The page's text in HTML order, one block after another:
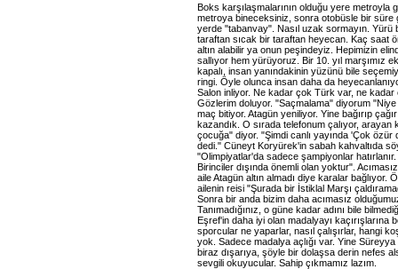
Boks karşılaşmalarının olduğu yere metroyla
metroya bineceksiniz, sonra otobüsle bir süre
yerde "tabanvay". Nasıl uzak sormayın. Yürü
taraftan sıcak bir taraftan heyecan. Kaç saat
altın alabilir ya onun peşindeyiz. Hepimizin
sallıyor hem yürüyoruz. Bir 10. yıl marşımız
kapalı, insan yanındakinin yüzünü bile
ringi. Öyle olunca insan daha da
Salon inliyor. Ne kadar çok Türk var, ne kadar
Gözlerim doluyor. "Saçmalama" diyorum
maç bitiyor. Atagün yeniliyor. Yine bağırıp
kazandık. O sırada telefonum çalıyor, arayan
çocuğa" diyor. "Şimdi canlı yayında 'Çok özür
dedi." Cüneyt Koryürek'in sabah kahvaltıda
"Olimpiyatlar'da sadece şampiyonlar
Birinciler dışında önemli olan yoktur".
aile Atagün altın almadı diye karalar bağlıyor.
ailenin reisi "Şurada bir İstiklal Marşı
Sonra bir anda bizim daha acımasız
Tanımadığınız, o güne kadar adını bile
Eşref'in daha iyi olan madalyayı kaçırışlarına
sporcular ne yaparlar, nasıl çalışırlar, hangi
yok. Sadece madalya açlığı var. Yine
biraz dışarıya, şöyle bir dolaşsa derin nefes
sevgili okuyucular. Sahip çıkmamız lazım.